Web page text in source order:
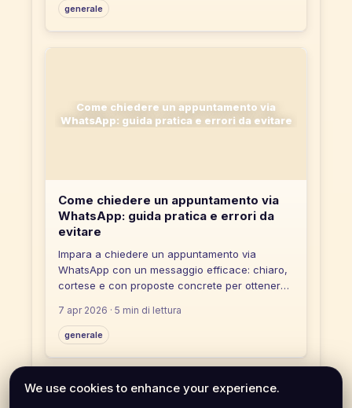
generale
Come chiedere un appuntamento via
WhatsApp: guida pratica e errori da evitare
Come chiedere un appuntamento via
WhatsApp: guida pratica e errori da
evitare
Impara a chiedere un appuntamento via
WhatsApp con un messaggio efficace: chiaro,
cortese e con proposte concrete per ottenere
7 apr 2026 · 5 min di lettura
generale
We use cookies to enhance your experience.